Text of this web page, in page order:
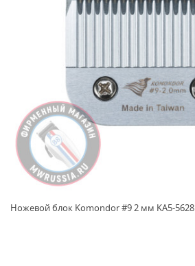
Ножевой блок Komondor #9 2 мм KA5-5628